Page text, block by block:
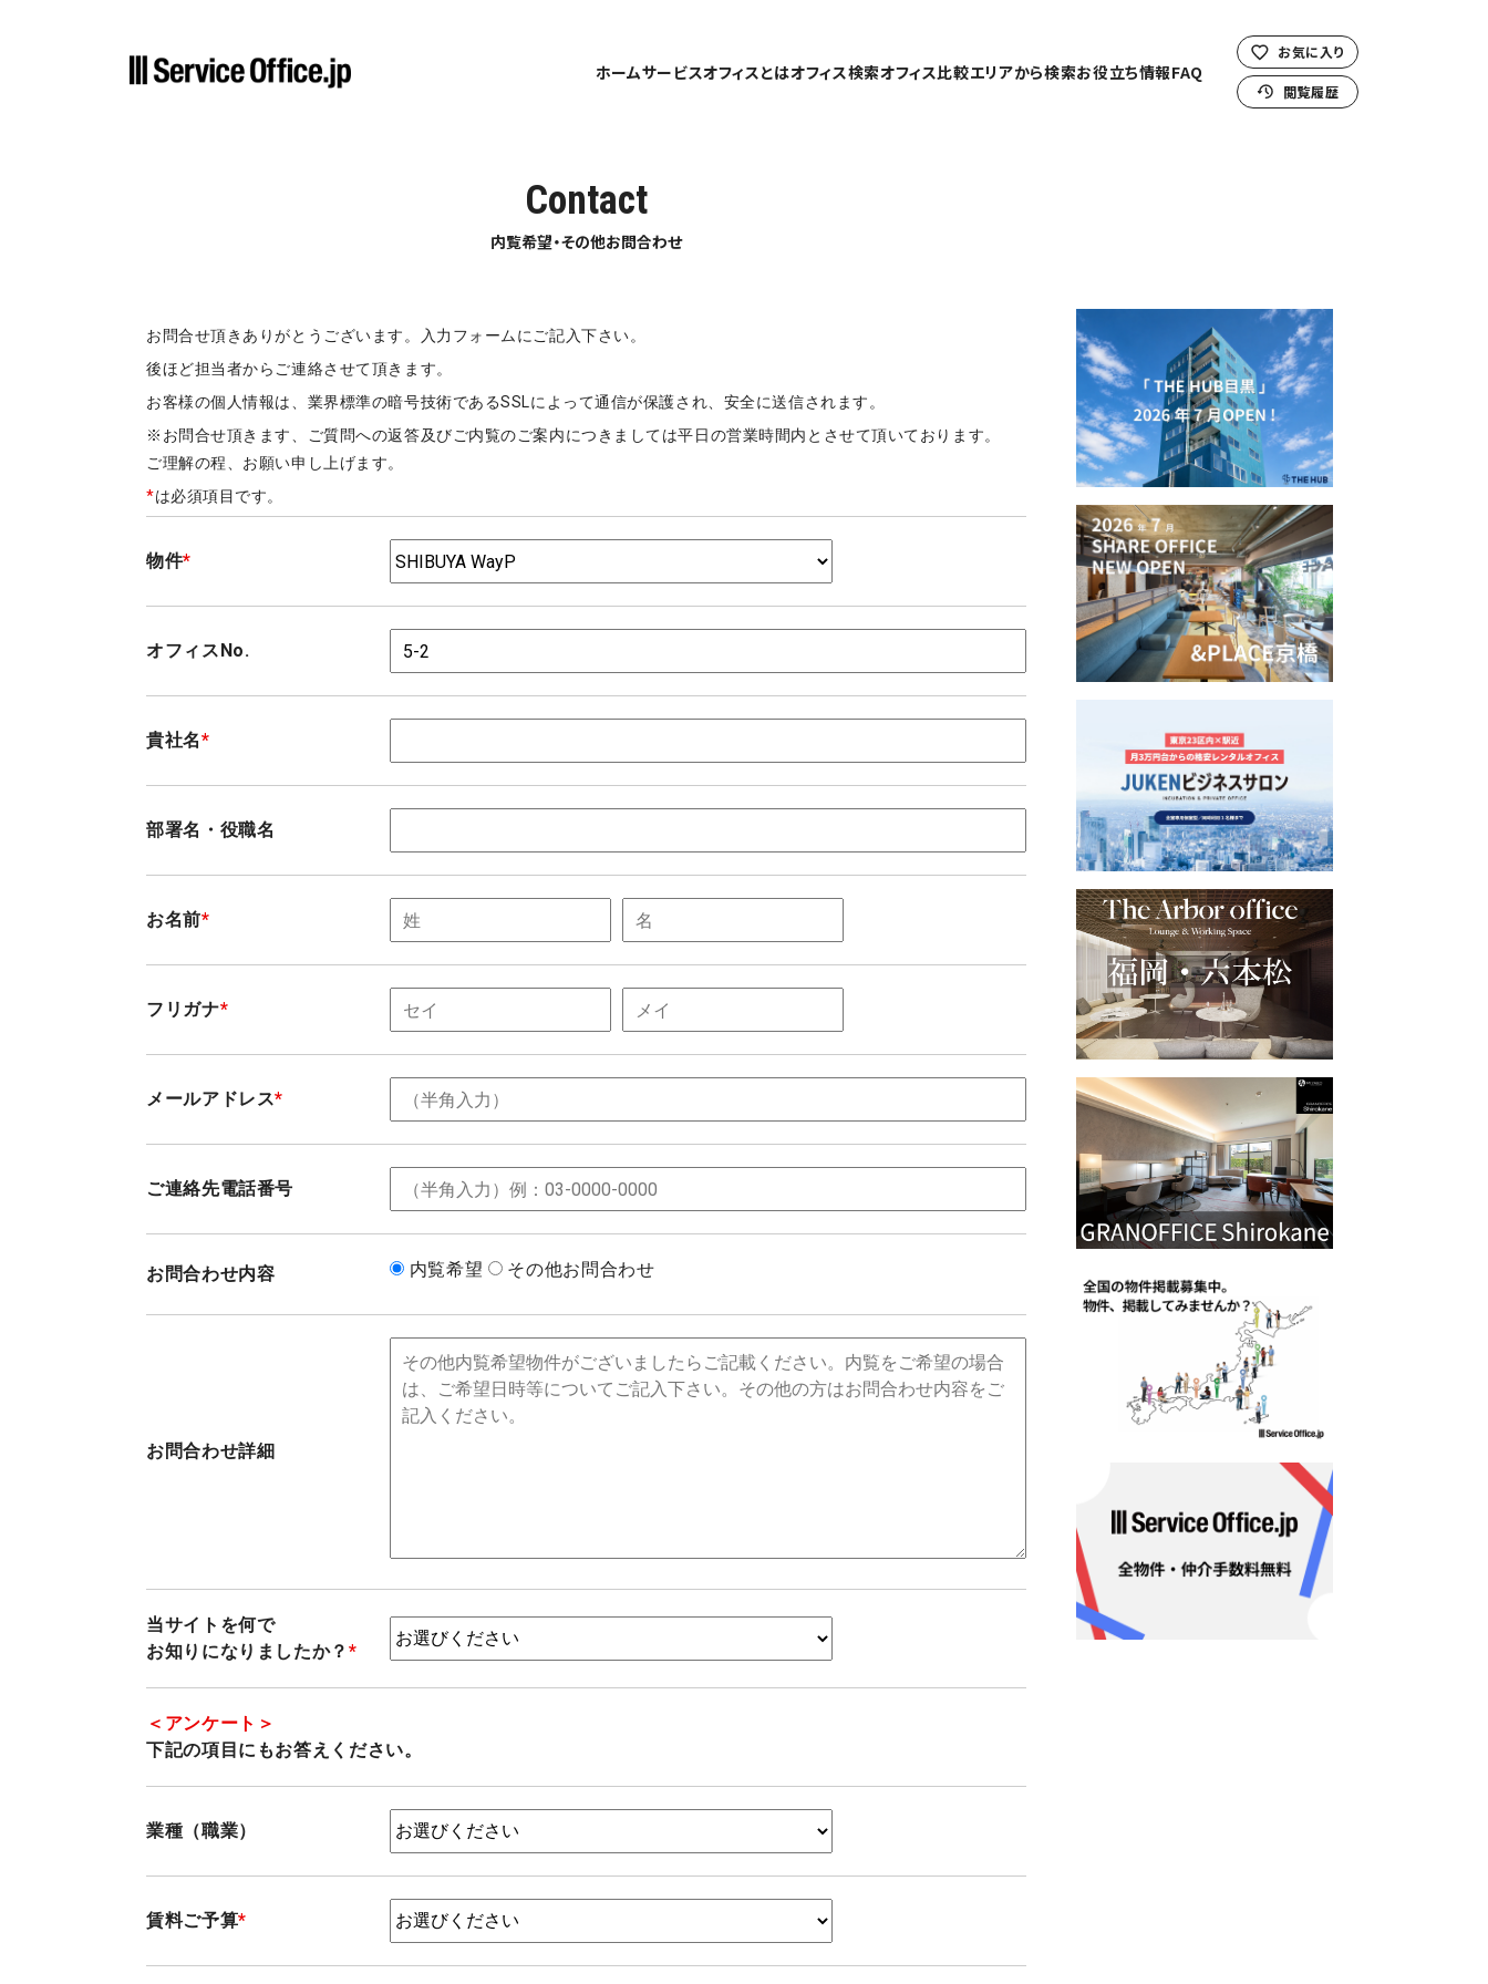
ホームサービスオフィスとはオフィス検索オフィス比較エリアから検索お役立ち情報FAQ
お気に入り
閲覧履歴
Contact
内覧希望・その他お問合わせ
お問合せ頂きありがとうございます。入力フォームにご記入下さい。
後ほど担当者からご連絡させて頂きます。
お客様の個人情報は、業界標準の暗号技術であるSSLによって通信が保護され、安全に送信されます。
※お問合せ頂きます、ご質問への返答及びご内覧のご案内につきましては平日の営業時間内とさせて頂いております。
ご理解の程、お願い申し上げます。
*は必須項目です。
物件*
オフィスNo.
貴社名*
部署名・役職名
お名前*
フリガナ*
メールアドレス*
ご連絡先電話番号
お問合わせ内容 内覧希望 その他お問合わせ
お問合わせ詳細
当サイトを何で
お知りになりましたか？*
＜アンケート＞
下記の項目にもお答えください。
業種（職業）
賃料ご予算*